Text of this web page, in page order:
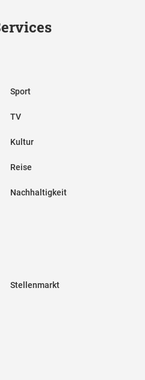
Sport
TV
Kultur
Reise
Nachhaltigkeit
Stellenmarkt